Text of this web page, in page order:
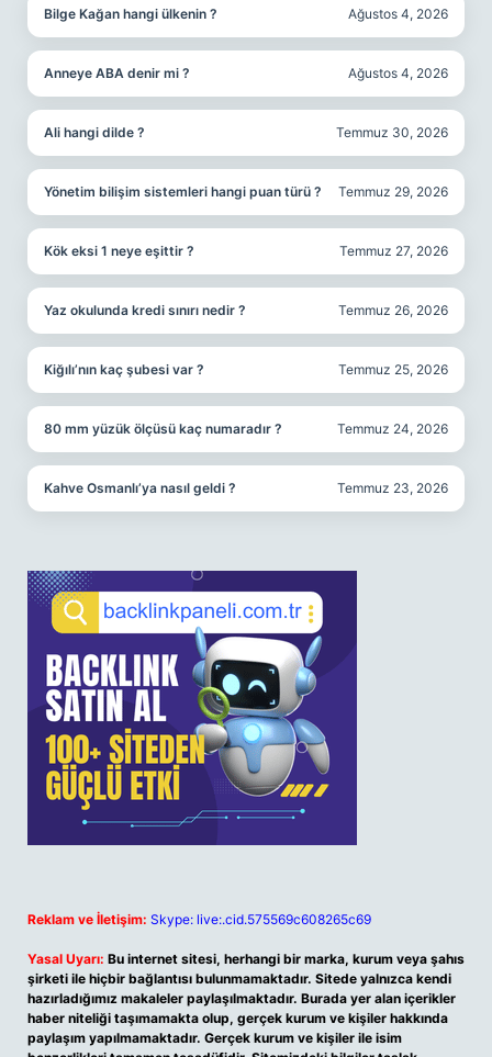
Bilge Kağan hangi ülkenin ? Ağustos 4, 2026
Anneye ABA denir mi ? Ağustos 4, 2026
Ali hangi dilde ? Temmuz 30, 2026
Yönetim bilişim sistemleri hangi puan türü ? Temmuz 29, 2026
Kök eksi 1 neye eşittir ? Temmuz 27, 2026
Yaz okulunda kredi sınırı nedir ? Temmuz 26, 2026
Kiğılı’nın kaç şubesi var ? Temmuz 25, 2026
80 mm yüzük ölçüsü kaç numaradır ? Temmuz 24, 2026
Kahve Osmanlı’ya nasıl geldi ? Temmuz 23, 2026
Reklam ve İletişim: Skype: live:.cid.575569c608265c69
Yasal Uyarı: Bu internet sitesi, herhangi bir marka, kurum veya şahıs
şirketi ile hiçbir bağlantısı bulunmamaktadır. Sitede yalnızca kendi
hazırladığımız makaleler paylaşılmaktadır. Burada yer alan içerikler
haber niteliği taşımamakta olup, gerçek kurum ve kişiler hakkında
paylaşım yapılmamaktadır. Gerçek kurum ve kişiler ile isim